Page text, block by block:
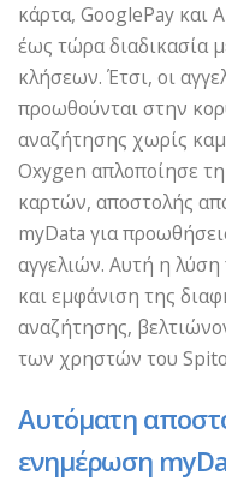
κάρτα, GooglePay και
έως τώρα διαδικασία
κλήσεων. Έτσι, οι
προωθούνται στην
αναζήτησης χωρίς
Oxygen απλοποίησε
καρτών, αποστολής
myData για
αγγελιών. Αυτή η
και εμφάνιση της
αναζήτησης,
των χρηστών του
Αυτόματη
ενημέρωση